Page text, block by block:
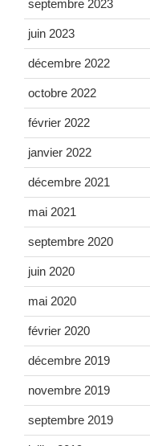
septembre 2023
juin 2023
décembre 2022
octobre 2022
février 2022
janvier 2022
décembre 2021
mai 2021
septembre 2020
juin 2020
mai 2020
février 2020
décembre 2019
novembre 2019
septembre 2019